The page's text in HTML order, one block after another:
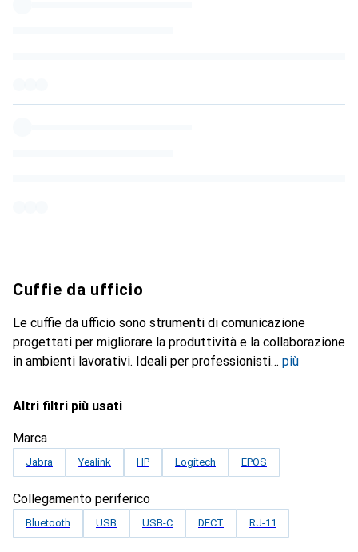
Cuffie da ufficio
Le cuffie da ufficio sono strumenti di comunicazione
progettati per migliorare la produttività e la collaborazione
in ambienti lavorativi. Ideali per professionisti
più
Altri filtri più usati
Marca
Jabra Yealink HP Logitech EPOS
Collegamento periferico
Bluetooth USB USB-C DECT RJ-11